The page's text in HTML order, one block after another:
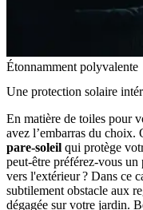
Étonnamment polyvalente
Une protection solaire
En matière de toiles pour
avez l’embarras du choix.
pare-soleil qui protège
peut-être préférez-vous
vers l'extérieur ? Dans ce
subtilement obstacle aux
dégagée sur votre jardin.